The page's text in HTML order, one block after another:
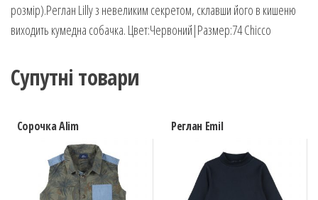
розмір).Реглан Lilly з невеликим секретом, склавши його в кишеню
виходить кумедна собачка. Цвет:Червоний|Размер:74 Chicco
Супутні товари
Сорочка Alim Реглан Emil